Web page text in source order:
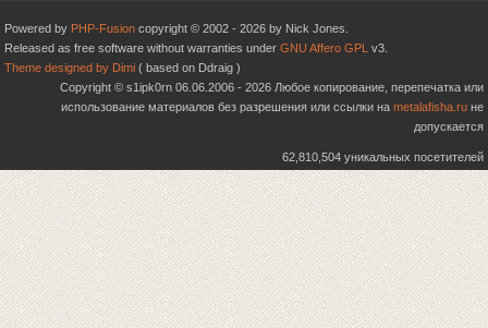
Powered by PHP-Fusion copyright © 2002 - 2026 by Nick Jones.
Released as free software without warranties under GNU Affero GPL v3.
Theme designed by Dimi ( based on Ddraig )
Copyright © s1ipk0rn 06.06.2006 - 2026 Любое копирование, перепечатка или
использование материалов без разрешения или ссылки на metalafisha.ru не
допускается
62,810,504 уникальных посетителей